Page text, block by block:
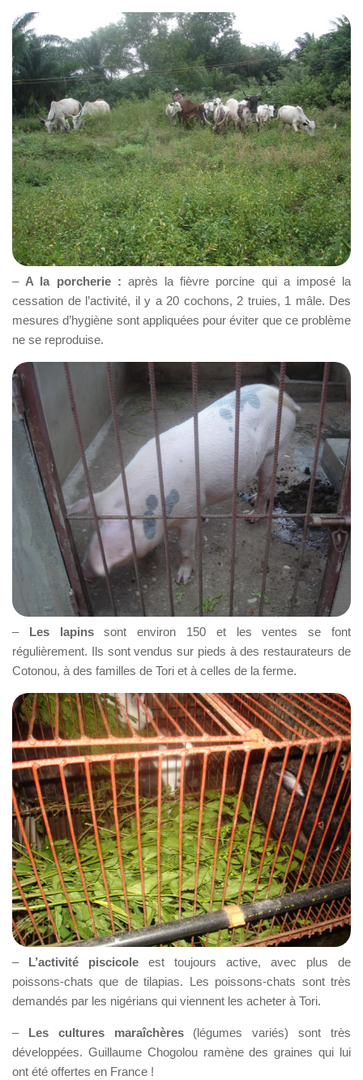
– A la porcherie : après la fièvre porcine qui a imposé la
cessation de l’activité, il y a 20 cochons, 2 truies, 1 mâle. Des
mesures d’hygiène sont appliquées pour éviter que ce problème
ne se reproduise.
– Les lapinssont environ 150 et les ventes se font
régulièrement. Ils sont vendus sur pieds à des restaurateurs de
Cotonou, à des familles de Tori et à celles de la ferme.
– L’activité piscicole est toujours active, avec plus de
poissons-chats que de tilapias. Les poissons-chats sont très
demandés par les nigérians qui viennent les acheter à Tori.
– Les cultures maraîchères(légumes variés) sont très
développées. Guillaume Chogolou ramène des graines qui lui
ont été offertes en France !